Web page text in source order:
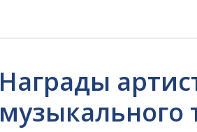
Награды
музыкального